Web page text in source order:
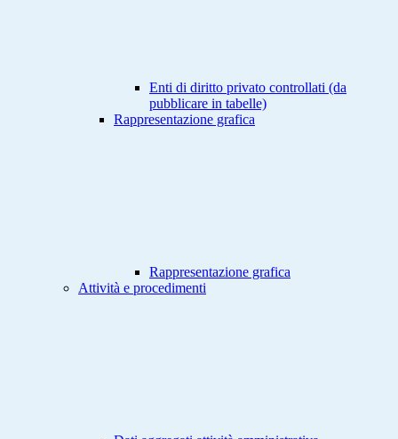
Enti di diritto privato controllati (da
pubblicare in tabelle)
Rappresentazione grafica
Rappresentazione grafica
Attività e procedimenti